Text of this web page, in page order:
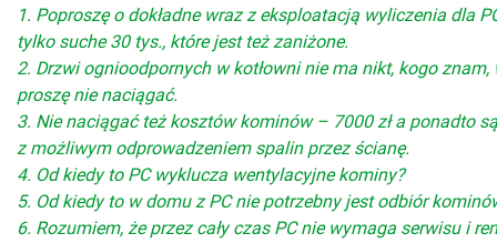
1. Poproszę o dokładne wraz z eksploatacją wyliczenia dla
tylko suche 30 tys., które jest też zaniżone.
2. Drzwi ognioodpornych w kotłowni nie ma nikt, kogo znam,
proszę nie naciągać.
3. Nie naciągać też kosztów kominów – 7000 zł a ponadto
z możliwym odprowadzeniem spalin przez ścianę.
4. Od kiedy to PC wyklucza wentylacyjne kominy?
5. Od kiedy to w domu z PC nie potrzebny jest odbiór
6. Rozumiem, że przez cały czas PC nie wymaga serwisu i